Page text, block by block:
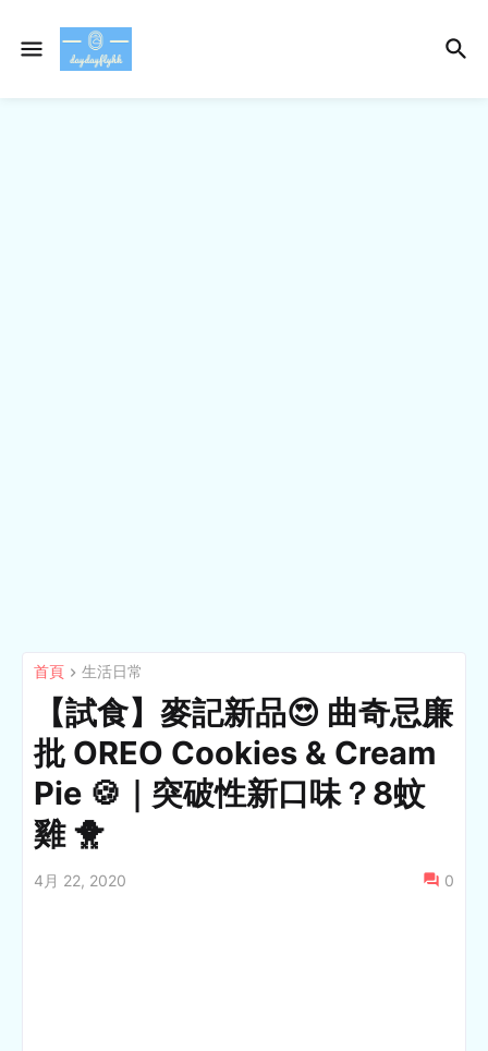
首頁 生活日常
【試食】麥記新品😍 曲奇忌廉
批 OREO Cookies & Cream
Pie 🍪｜突破性新口味？8蚊
雞 🐥
4月 22, 2020 0